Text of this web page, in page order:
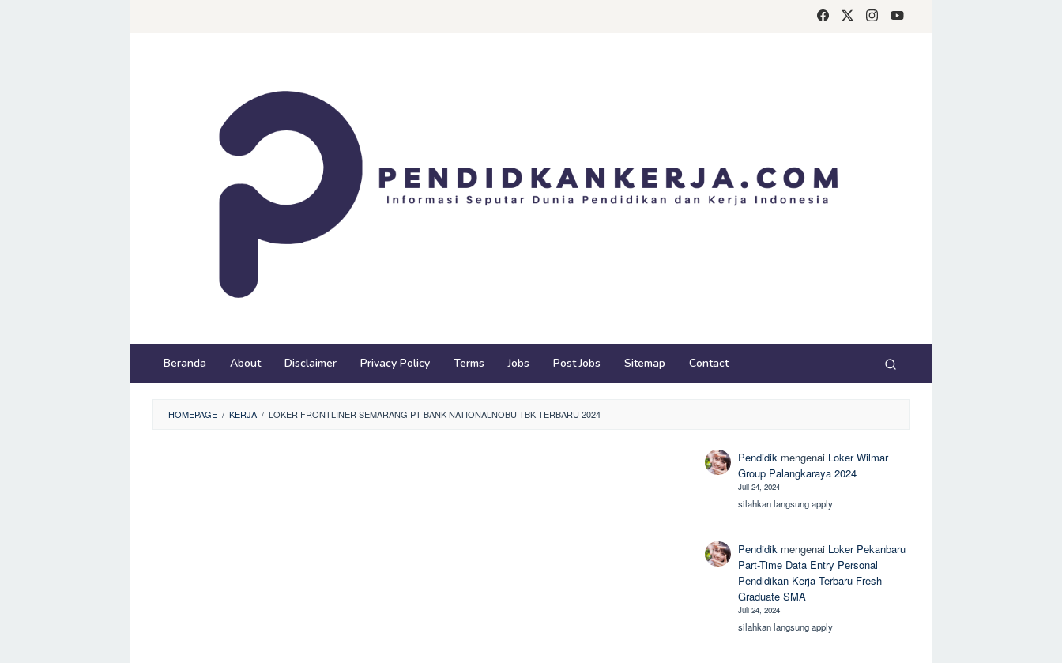
Beranda About Disclaimer Privacy Policy Terms Jobs Post Jobs Sitemap Contact
HOMEPAGE / KERJA / LOKER FRONTLINER SEMARANG PT BANK NATIONALNOBU TBK TERBARU 2024
Pendidik mengenai Loker Wilmar
Group Palangkaraya 2024
Juli 24, 2024
silahkan langsung apply
Pendidik mengenai Loker Pekanbaru
Part-Time Data Entry Personal
Pendidikan Kerja Terbaru Fresh
Graduate SMA
Juli 24, 2024
silahkan langsung apply